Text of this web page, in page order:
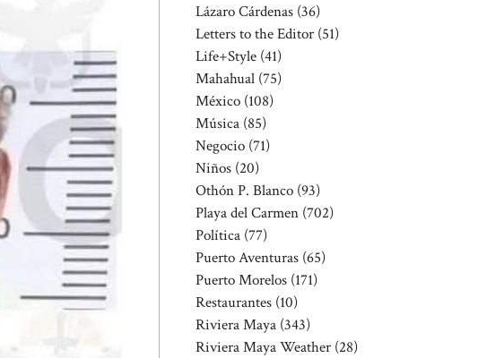
Lázaro Cárdenas (36)
Letters to the Editor (51)
Life+Style (41)
Mahahual (75)
México (108)
Música (85)
Negocio (71)
Niños (20)
Othón P. Blanco (93)
Playa del Carmen (702)
Política (77)
Puerto Aventuras (65)
Puerto Morelos (171)
Restaurantes (10)
Riviera Maya (343)
Riviera Maya Weather (28)